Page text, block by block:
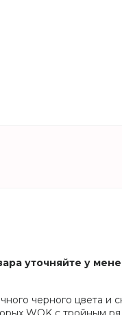
уточняйте у
черного цвета